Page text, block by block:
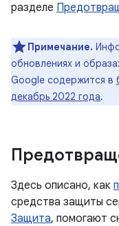
разделе
Примечание.
обновлениях и
Google содержится в
декабрь 2022 года.
Здесь описано, как
средства защиты
Защита, помогают